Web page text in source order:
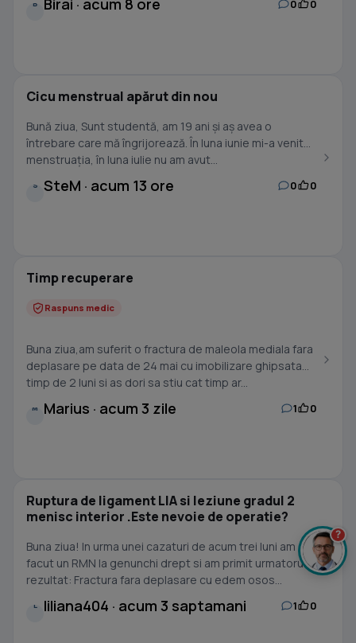
B Birai · acum 8 ore 0 0
Cicu menstrual apărut din nou
Bună ziua, Sunt studentă, am 19 ani și aș avea o
întrebare care mă îngrijorează. În luna iunie mi-a venit
menstruația, în luna iulie nu am avut...
S SteM · acum 13 ore 0 0
Timp recuperare
Raspuns medic
Buna ziua,am suferit o fractura de maleola mediala fara
deplasare pe data de 24 mai cu imobilizare ghipsata
timp de 2 luni si as dori sa stiu cat timp ar...
M Marius · acum 3 zile 1 0
Ruptura de ligament LIA si leziune gradul 2
menisc interior .Este nevoie de operatie?
Buna ziua! In urma unei cazaturi de acum trei luni am
facut un RMN la genunchi drept si am primit urmatorul
rezultat: Fractura fara deplasare cu edem osos...
L liliana404 · acum 3 saptamani 1 0
?